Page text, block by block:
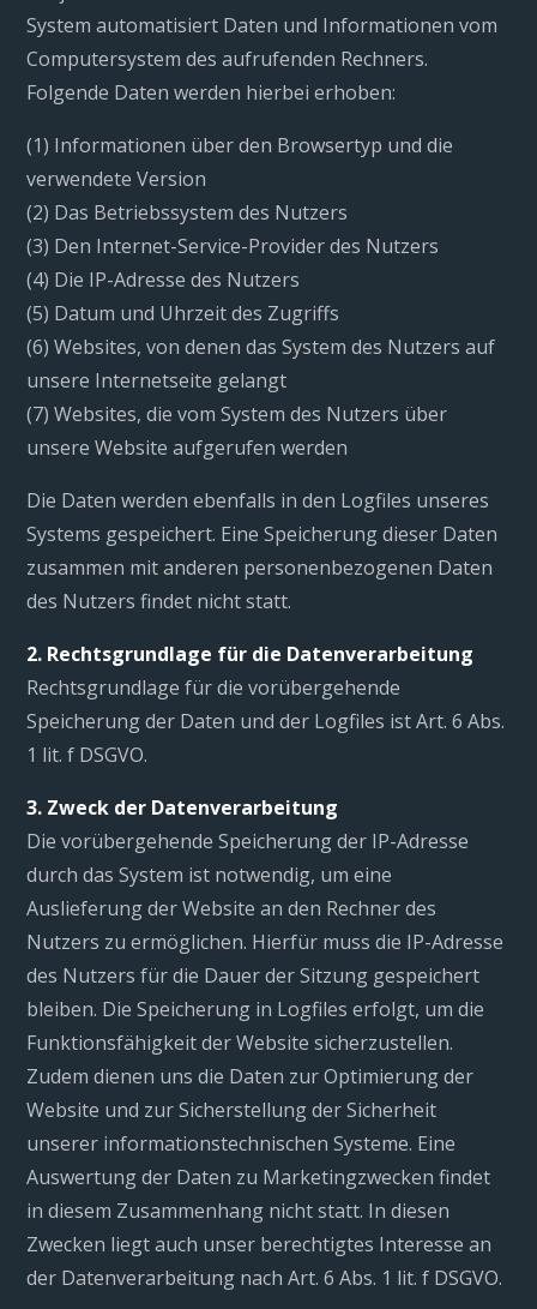
System automatisiert Daten und Informationen vom
Computersystem des aufrufenden Rechners.
Folgende Daten werden hierbei erhoben:
(1) Informationen über den Browsertyp und die
verwendete Version
(2) Das Betriebssystem des Nutzers
(3) Den Internet-Service-Provider des Nutzers
(4) Die IP-Adresse des Nutzers
(5) Datum und Uhrzeit des Zugriffs
(6) Websites, von denen das System des Nutzers auf
unsere Internetseite gelangt
(7) Websites, die vom System des Nutzers über
unsere Website aufgerufen werden
Die Daten werden ebenfalls in den Logfiles unseres
Systems gespeichert. Eine Speicherung dieser Daten
zusammen mit anderen personenbezogenen Daten
des Nutzers findet nicht statt.
2. Rechtsgrundlage für die Datenverarbeitung
Rechtsgrundlage für die vorübergehende
Speicherung der Daten und der Logfiles ist Art. 6 Abs.
1 lit. f DSGVO.
3. Zweck der Datenverarbeitung
Die vorübergehende Speicherung der IP-Adresse
durch das System ist notwendig, um eine
Auslieferung der Website an den Rechner des
Nutzers zu ermöglichen. Hierfür muss die IP-Adresse
des Nutzers für die Dauer der Sitzung gespeichert
bleiben. Die Speicherung in Logfiles erfolgt, um die
Funktionsfähigkeit der Website sicherzustellen.
Zudem dienen uns die Daten zur Optimierung der
Website und zur Sicherstellung der Sicherheit
unserer informationstechnischen Systeme. Eine
Auswertung der Daten zu Marketingzwecken findet
in diesem Zusammenhang nicht statt. In diesen
Zwecken liegt auch unser berechtigtes Interesse an
der Datenverarbeitung nach Art. 6 Abs. 1 lit. f DSGVO.